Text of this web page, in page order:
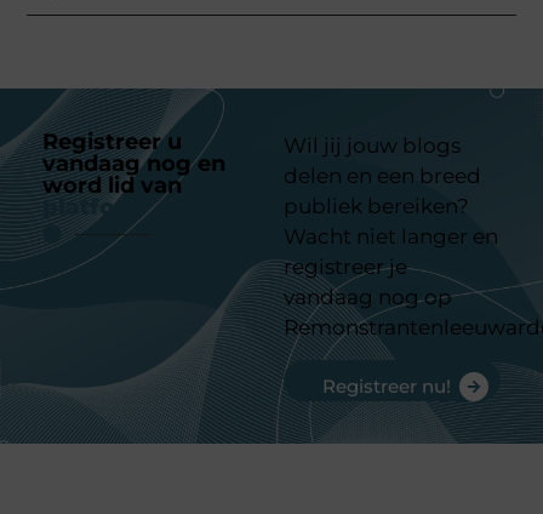
Registreer u
vandaag nog en
word lid van
platform
Wil jij jouw blogs
delen en een breed
publiek bereiken?
Wacht niet langer en
registreer je
vandaag nog op
Registreer nu!